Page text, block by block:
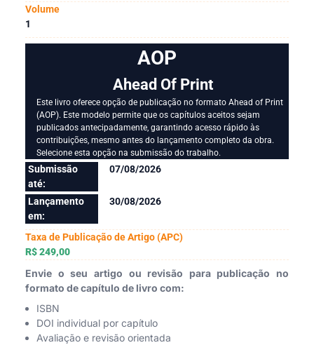
Volume
1
AOP
Ahead Of Print
Este livro oferece opção de publicação no formato Ahead of Print
(AOP). Este modelo permite que os capítulos aceitos sejam
publicados antecipadamente, garantindo acesso rápido às
contribuições, mesmo antes do lançamento completo da obra.
Selecione esta opção na submissão do trabalho.
Submissão
até:
07/08/2026
Lançamento
em:
30/08/2026
Taxa de Publicação de Artigo (APC)
R$ 249,00
Envie o seu artigo ou revisão para publicação no
formato de capítulo de livro com:
ISBN
DOI individual por capítulo
Avaliação e revisão orientada